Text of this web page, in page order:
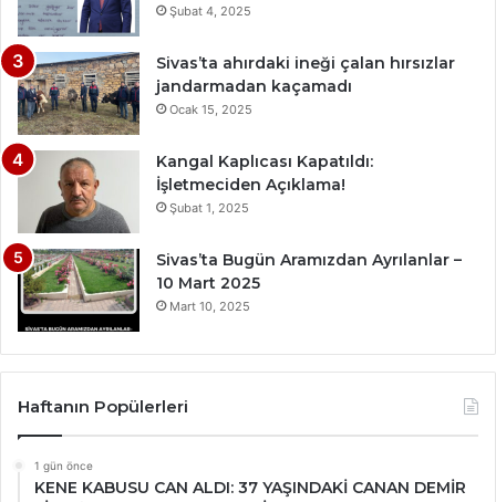
Şubat 4, 2025
Sivas’ta ahırdaki ineği çalan hırsızlar
jandarmadan kaçamadı
Ocak 15, 2025
Kangal Kaplıcası Kapatıldı:
İşletmeciden Açıklama!
Şubat 1, 2025
Sivas’ta Bugün Aramızdan Ayrılanlar –
10 Mart 2025
Mart 10, 2025
Haftanın Popülerleri
1 gün önce
KENE KABUSU CAN ALDI: 37 YAŞINDAKİ CANAN DEMİR